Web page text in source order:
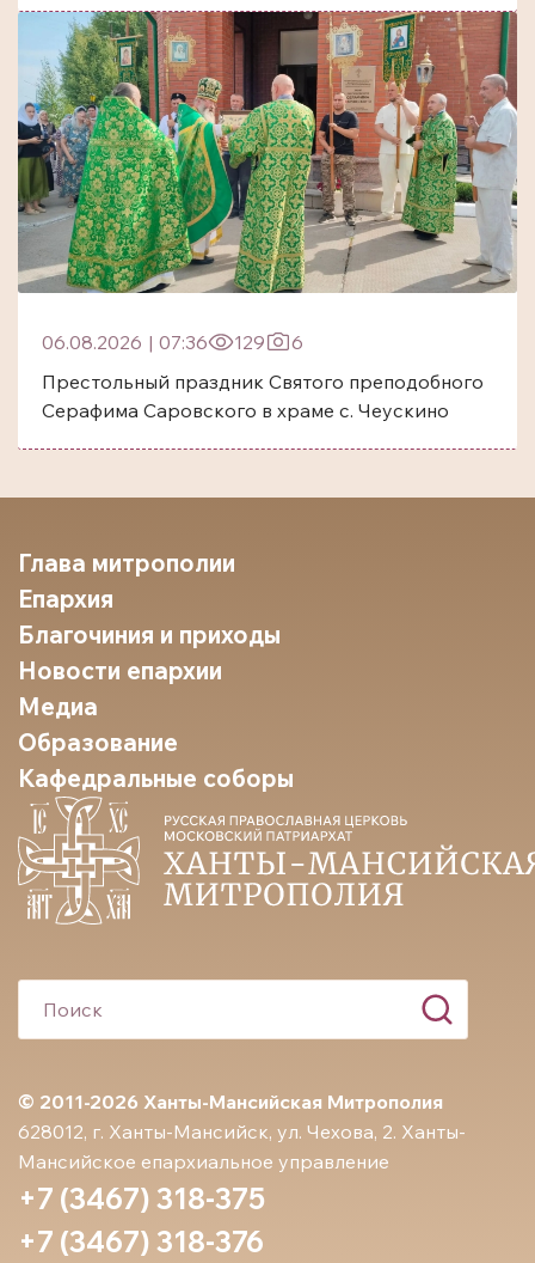
06.08.2026 | 07:36 129
6
Престольный праздник Святого преподобного
Серафима Саровского в храме с. Чеускино
© 2011-2026 Ханты-Мансийская Митрополия
628012, г. Ханты-Мансийск, ул. Чехова, 2. Ханты-
Мансийское епархиальное управление
+7 (3467) 318-375
+7 (3467) 318-376
Глава митрополии
Епархия
Благочиния и приходы
Новости епархии
Медиа
Образование
Кафедральные соборы